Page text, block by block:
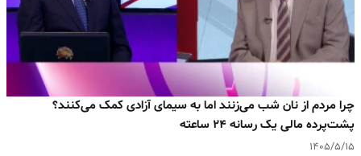
چرا مردم از نان شب می‌زنند اما به سیمای آزادی کمک می‌کنند؟
پشت‌پرده مالی یک رسانه ۲۴ ساعته
۱۴۰۵/۵/۱۵